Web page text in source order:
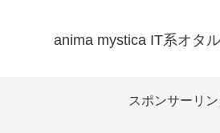
anima mystica IT系オタ
スポンサーリン